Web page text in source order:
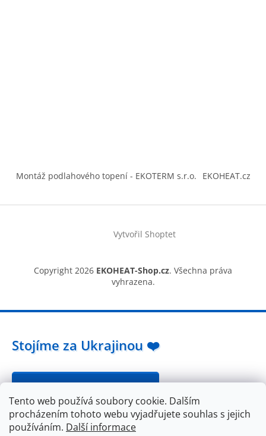
Tento web používá soubory cookie. Dalším
procházením tohoto webu vyjadřujete souhlas s jejich
používáním. Další informace
Montáž podlahového topení - EKOTERM s.r.o. EKOHEAT.cz
Vytvořil Shoptet
Copyright 2026 EKOHEAT-Shop.cz. Všechna práva
vyhrazena.
Stojíme za Ukrajinou ❤️